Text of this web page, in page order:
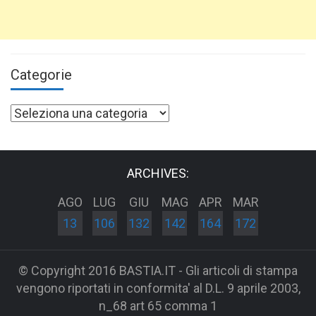
Categorie
Categorie
ARCHIVES:
AGO
13
LUG
106
GIU
132
MAG
142
APR
164
MAR
172
© Copyright 2016 BASTIA.IT - Gli articoli di stampa
vengono riportati in conformita' al D.L. 9 aprile 2003,
n_68 art 65 comma 1